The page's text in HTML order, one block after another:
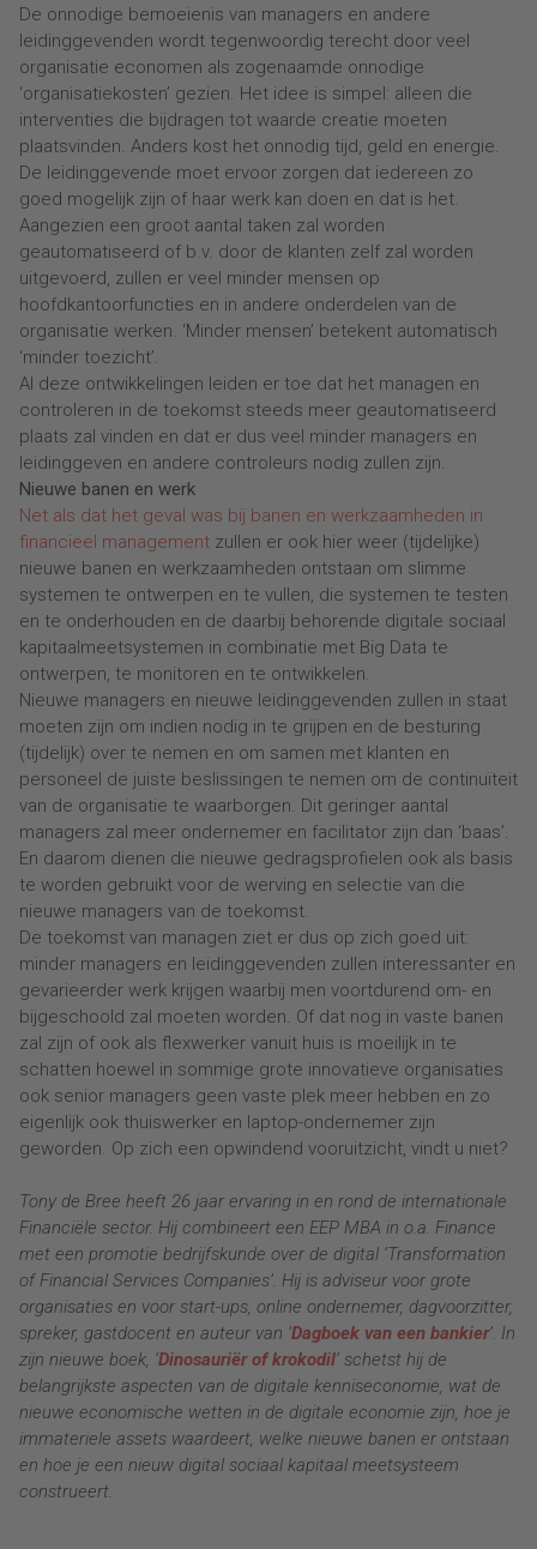
De onnodige bemoeienis van managers en andere
leidinggevenden wordt tegenwoordig terecht door veel
organisatie economen als zogenaamde onnodige
‘organisatiekosten’ gezien. Het idee is simpel: alleen die
interventies die bijdragen tot waarde creatie moeten
plaatsvinden. Anders kost het onnodig tijd, geld en energie.
De leidinggevende moet ervoor zorgen dat iedereen zo
goed mogelijk zijn of haar werk kan doen en dat is het.
Aangezien een groot aantal taken zal worden
geautomatiseerd of b.v. door de klanten zelf zal worden
uitgevoerd, zullen er veel minder mensen op
hoofdkantoorfuncties en in andere onderdelen van de
organisatie werken. ‘Minder mensen’ betekent automatisch
‘minder toezicht’.
Al deze ontwikkelingen leiden er toe dat het managen en
controleren in de toekomst steeds meer geautomatiseerd
plaats zal vinden en dat er dus veel minder managers en
leidinggeven en andere controleurs nodig zullen zijn.
Nieuwe banen en werk
Net als dat het geval was bij banen en werkzaamheden in
financieel management zullen er ook hier weer (tijdelijke)
nieuwe banen en werkzaamheden ontstaan om slimme
systemen te ontwerpen en te vullen, die systemen te testen
en te onderhouden en de daarbij behorende digitale sociaal
kapitaalmeetsystemen in combinatie met Big Data te
ontwerpen, te monitoren en te ontwikkelen.
Nieuwe managers en nieuwe leidinggevenden zullen in staat
moeten zijn om indien nodig in te grijpen en de besturing
(tijdelijk) over te nemen en om samen met klanten en
personeel de juiste beslissingen te nemen om de continuïteit
van de organisatie te waarborgen. Dit geringer aantal
managers zal meer ondernemer en facilitator zijn dan ‘baas’.
En daarom dienen die nieuwe gedragsprofielen ook als basis
te worden gebruikt voor de werving en selectie van die
nieuwe managers van de toekomst.
De toekomst van managen ziet er dus op zich goed uit:
minder managers en leidinggevenden zullen interessanter en
gevarieerder werk krijgen waarbij men voortdurend om- en
bijgeschoold zal moeten worden. Of dat nog in vaste banen
zal zijn of ook als flexwerker vanuit huis is moeilijk in te
schatten hoewel in sommige grote innovatieve organisaties
ook senior managers geen vaste plek meer hebben en zo
eigenlijk ook thuiswerker en laptop-ondernemer zijn
geworden. Op zich een opwindend vooruitzicht, vindt u niet?
Tony de Bree heeft 26 jaar ervaring in en rond de internationale
Financiële sector. Hij combineert een EEP MBA in o.a. Finance
met een promotie bedrijfskunde over de digital ‘Transformation
of Financial Services Companies’. Hij is adviseur voor grote
organisaties en voor start-ups, online ondernemer, dagvoorzitter,
spreker, gastdocent en auteur van ‘Dagboek van een bankier’. In
zijn nieuwe boek, ‘Dinosauriër of krokodil’ schetst hij de
belangrijkste aspecten van de digitale kenniseconomie, wat de
nieuwe economische wetten in de digitale economie zijn, hoe je
immateriele assets waardeert, welke nieuwe banen er ontstaan
en hoe je een nieuw digital sociaal kapitaal meetsysteem
construeert.